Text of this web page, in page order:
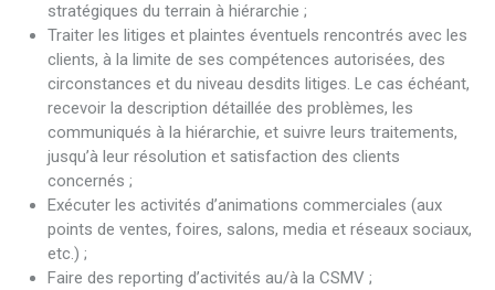
stratégiques du terrain à hiérarchie ;
Traiter les litiges et plaintes éventuels rencontrés avec les
clients, à la limite de ses compétences autorisées, des
circonstances et du niveau desdits litiges. Le cas échéant,
recevoir la description détaillée des problèmes, les
communiqués à la hiérarchie, et suivre leurs traitements,
jusqu’à leur résolution et satisfaction des clients
concernés ;
Exécuter les activités d’animations commerciales (aux
points de ventes, foires, salons, media et réseaux sociaux,
etc.) ;
Faire des reporting d’activités au/à la CSMV ;